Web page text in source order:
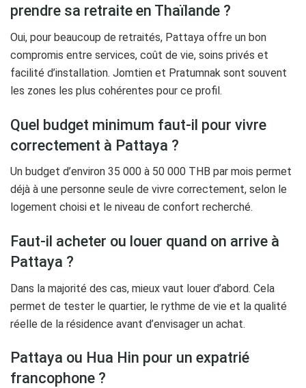
prendre sa retraite en Thaïlande ?
Oui, pour beaucoup de retraités, Pattaya offre un bon
compromis entre services, coût de vie, soins privés et
facilité d’installation. Jomtien et Pratumnak sont souvent
les zones les plus cohérentes pour ce profil.
Quel budget minimum faut-il pour vivre
correctement à Pattaya ?
Un budget d’environ 35 000 à 50 000 THB par mois permet
déjà à une personne seule de vivre correctement, selon le
logement choisi et le niveau de confort recherché.
Faut-il acheter ou louer quand on arrive à
Pattaya ?
Dans la majorité des cas, mieux vaut louer d’abord. Cela
permet de tester le quartier, le rythme de vie et la qualité
réelle de la résidence avant d’envisager un achat.
Pattaya ou Hua Hin pour un expatrié
francophone ?